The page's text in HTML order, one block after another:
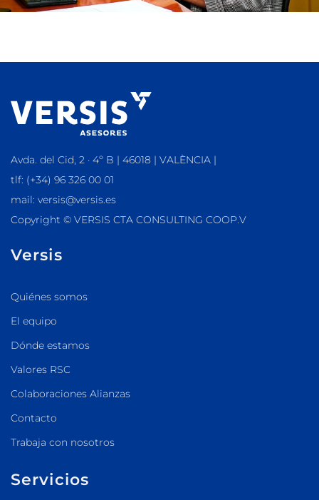
Avda. del Cid, 2 · 4º B | 46018 | VALÈNCIA |
tlf: (+34) 96 326 00 01
mail: versis@versis.es
Copyright © VERSIS CTA CONSULTING COOP.V
Versis
Quiénes somos
El equipo
Dónde estamos
Valores RSC
Colaboraciones Alianzas
Contacto
Trabaja con nosotros
Servicios